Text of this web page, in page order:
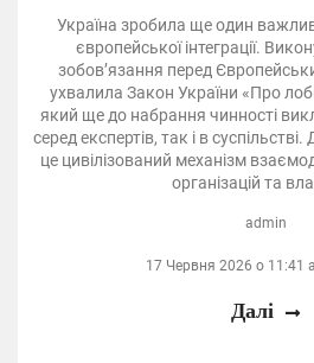
Україна зробила ще один
європейської інтеграції.
зобов’язання перед
ухвалила Закон України «Про
який ще до набрання чинності
серед експертів, так і в
це цивілізований механізм
організацій та
admin
17 Червня 2026 о 11:41
Далі